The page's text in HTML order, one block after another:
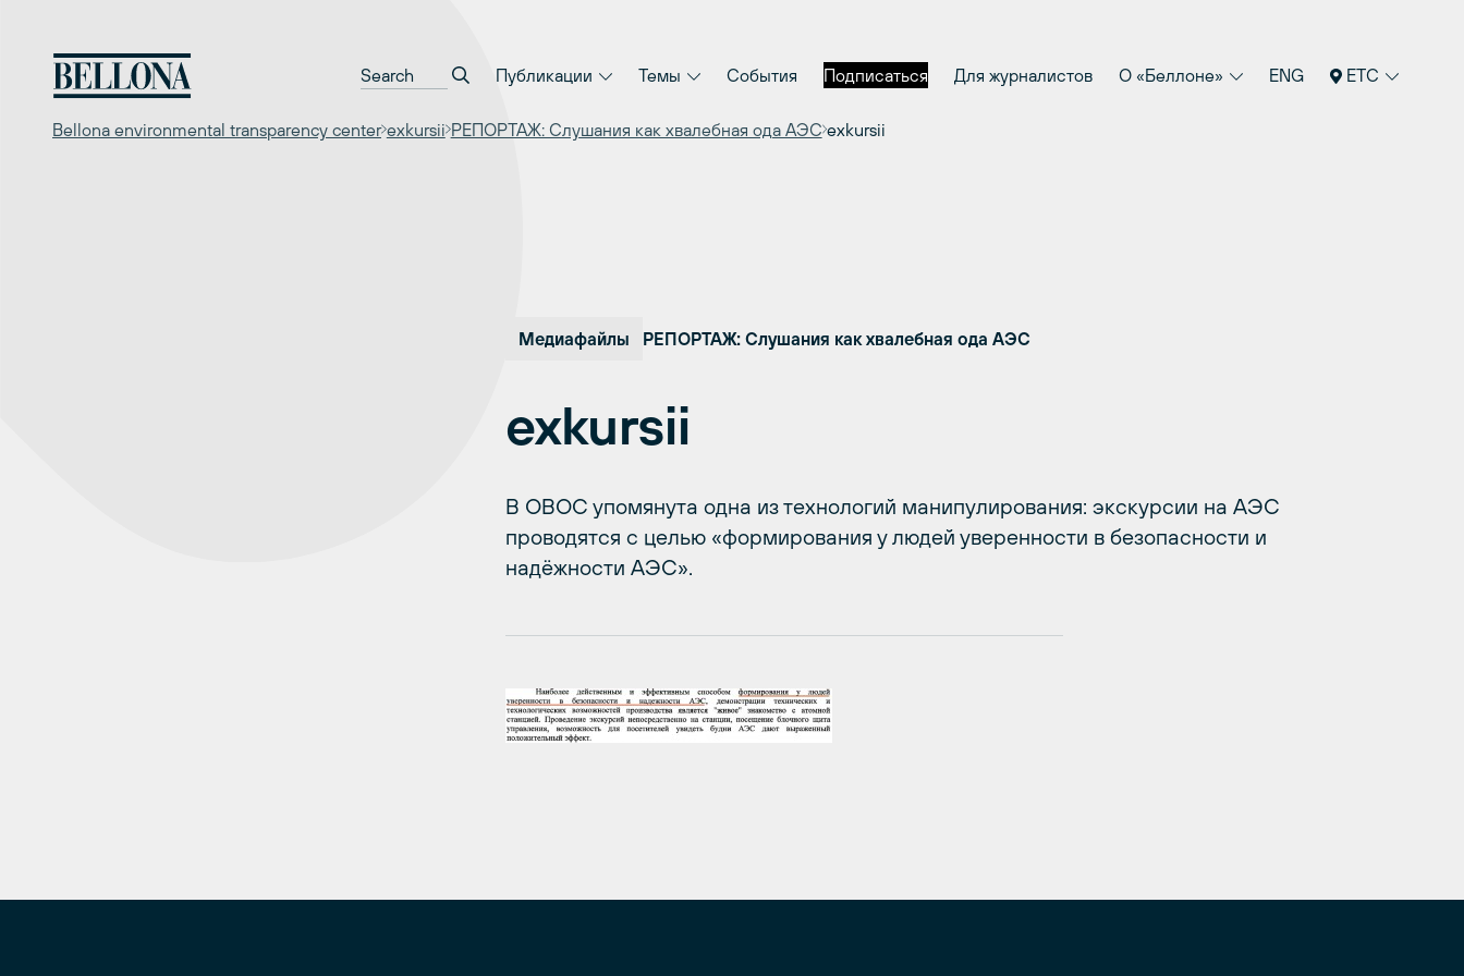
содержимому
Публикации Темы События Подписаться Для журналистов О «Беллоне» ENG ETC
Bellona environmental transparency center exkursii РЕПОРТАЖ: Слушания как хвалебная ода АЭС exkursii
Медиафайлы РЕПОРТАЖ: Слушания как хвалебная ода АЭС
exkursii
В ОВОС упомянута одна из технологий манипулирования: экскурсии на АЭС
проводятся с целью «формирования у людей уверенности в безопасности и
надёжности АЭС».